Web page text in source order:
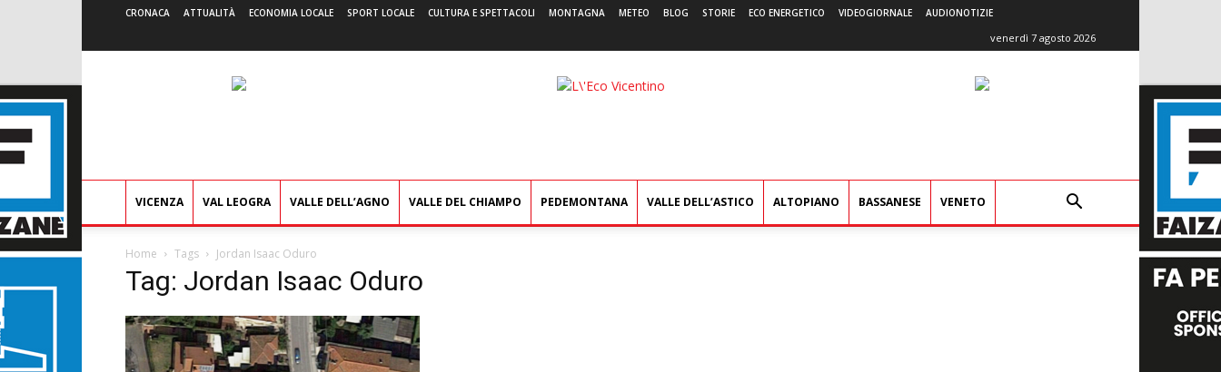
CRONACA ATTUALITÀ ECONOMIA LOCALE SPORT LOCALE CULTURA E SPETTACOLI MONTAGNA METEO BLOG STORIE ECO ENERGETICO VIDEOGIORNALE AUDIONOTIZIE
venerdì 7 agosto 2026
L'Eco
VICENZA VAL LEOGRA VALLE DELL’AGNO VALLE DEL CHIAMPO PEDEMONTANA VALLE DELL’ASTICO ALTOPIANO BASSANESE VENETO
Home Tags Jordan Isaac Oduro
Tag: Jordan Isaac Oduro